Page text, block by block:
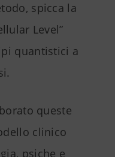
spicca la
Level”
quantistici a
queste
clinico
psiche e